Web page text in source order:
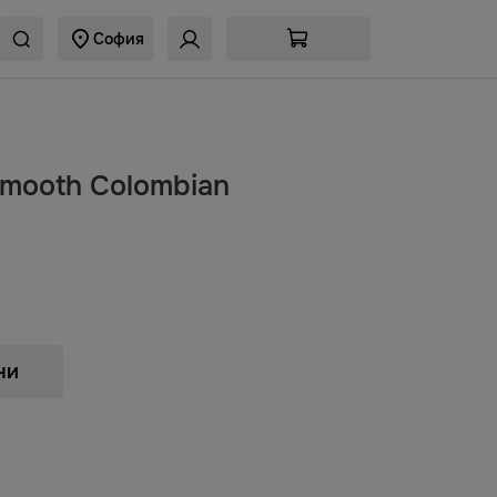
София
Colombian